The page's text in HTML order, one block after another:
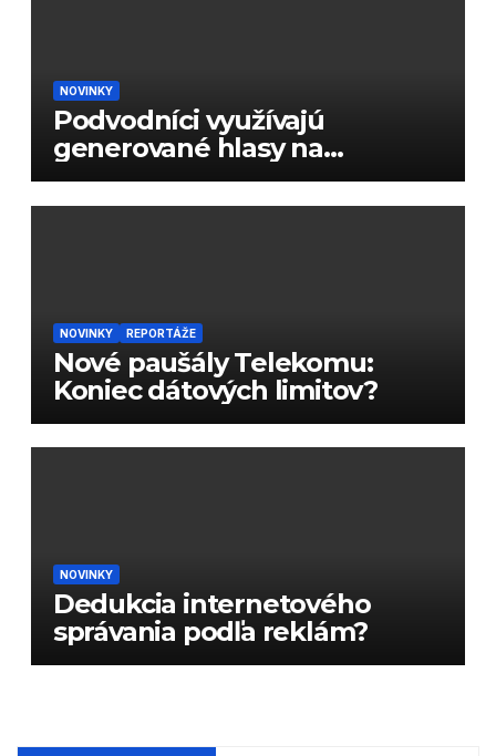
NOVINKY
Podvodníci využívajú
generované hlasy na
podvody
NOVINKY REPORTÁŽE
Nové paušály Telekomu:
Koniec dátových limitov?
NOVINKY
Dedukcia internetového
správania podľa reklám?